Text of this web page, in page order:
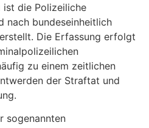
die Polizeiliche
nach bundeseinheitlich
Die Erfas­sung erfolgt
zu einem zeitlichen
der Straftat und
sogenannten